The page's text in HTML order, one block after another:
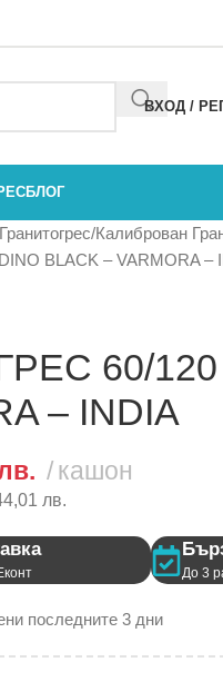
ВХОД /
БЛОГ
Калиброван
BLACK – VARMORA –
60/120
– INDIA
кашон
лв.
До 3
последните 3 дни